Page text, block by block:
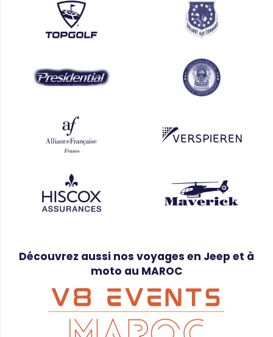
Découvrez aussi nos voyages en Jeep et à
moto au MAROC